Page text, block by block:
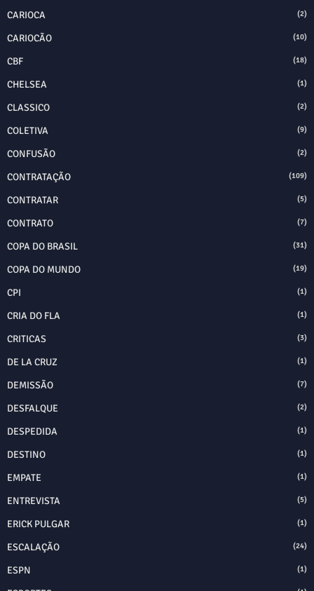
CARIOCA (2)
CARIOCÃO (10)
CBF (18)
CHELSEA (1)
CLASSICO (2)
COLETIVA (9)
CONFUSÃO (2)
CONTRATAÇÃO (109)
CONTRATAR (5)
CONTRATO (7)
COPA DO BRASIL (31)
COPA DO MUNDO (19)
CPI (1)
CRIA DO FLA (1)
CRITICAS (3)
DE LA CRUZ (1)
DEMISSÃO (7)
DESFALQUE (2)
DESPEDIDA (1)
DESTINO (1)
EMPATE (1)
ENTREVISTA (5)
ERICK PULGAR (1)
ESCALAÇÃO (24)
ESPN (1)